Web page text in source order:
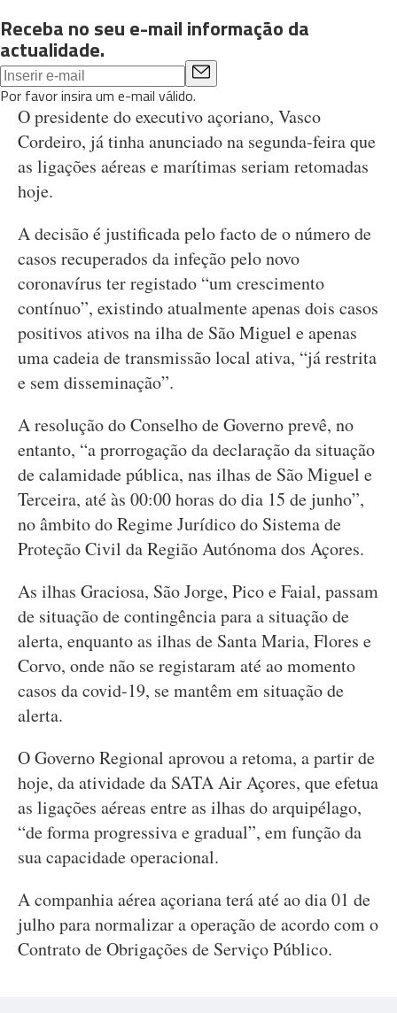
Receba no seu e-mail informação da
actualidade.
Por favor insira um e-mail válido.
O presidente do executivo açoriano, Vasco
Cordeiro, já tinha anunciado na segunda-feira que
as ligações aéreas e marítimas seriam retomadas
hoje.
A decisão é justificada pelo facto de o número de
casos recuperados da infeção pelo novo
coronavírus ter registado “um crescimento
contínuo”, existindo atualmente apenas dois casos
positivos ativos na ilha de São Miguel e apenas
uma cadeia de transmissão local ativa, “já restrita
e sem disseminação”.
A resolução do Conselho de Governo prevê, no
entanto, “a prorrogação da declaração da situação
de calamidade pública, nas ilhas de São Miguel e
Terceira, até às 00:00 horas do dia 15 de junho”,
no âmbito do Regime Jurídico do Sistema de
Proteção Civil da Região Autónoma dos Açores.
As ilhas Graciosa, São Jorge, Pico e Faial, passam
de situação de contingência para a situação de
alerta, enquanto as ilhas de Santa Maria, Flores e
Corvo, onde não se registaram até ao momento
casos da covid-19, se mantêm em situação de
alerta.
O Governo Regional aprovou a retoma, a partir de
hoje, da atividade da SATA Air Açores, que efetua
as ligações aéreas entre as ilhas do arquipélago,
“de forma progressiva e gradual”, em função da
sua capacidade operacional.
A companhia aérea açoriana terá até ao dia 01 de
julho para normalizar a operação de acordo com o
Contrato de Obrigações de Serviço Público.